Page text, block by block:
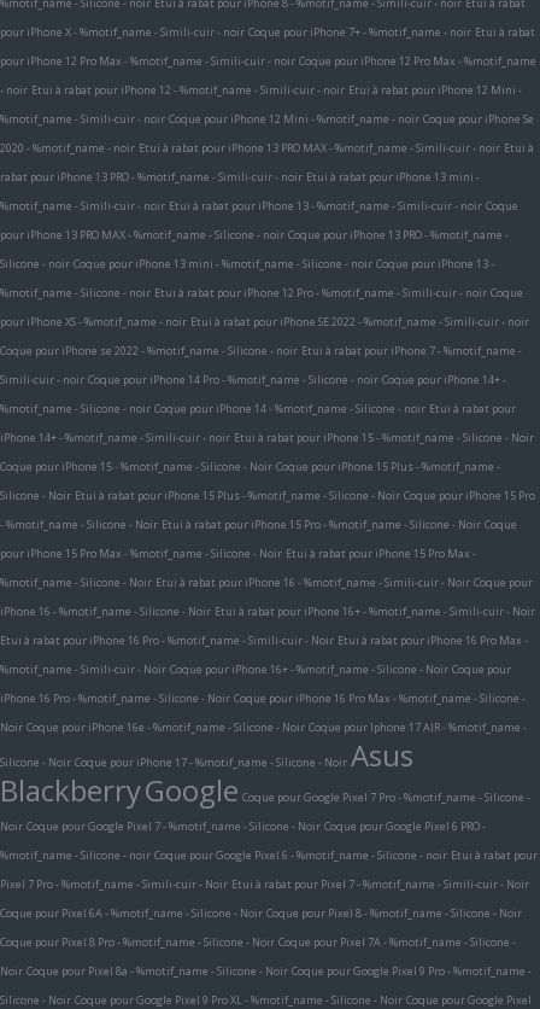
pour iPhone X - %motif_name - Simili-cuir - noir Coque pour iPhone 7+ - %motif_name - noir Etui à rabat
pour iPhone 12 Pro Max - %motif_name - Simili-cuir - noir Coque pour iPhone 12 Pro Max - %motif_name
- noir Etui à rabat pour iPhone 12 - %motif_name - Simili-cuir - noir Etui à rabat pour iPhone 12 Mini -
%motif_name - Simili-cuir - noir Coque pour iPhone 12 Mini - %motif_name - noir Coque pour iPhone Se
2020 - %motif_name - noir Etui à rabat pour iPhone 13 PRO MAX - %motif_name - Simili-cuir - noir Etui à
rabat pour iPhone 13 PRO - %motif_name - Simili-cuir - noir Etui à rabat pour iPhone 13 mini -
%motif_name - Simili-cuir - noir Etui à rabat pour iPhone 13 - %motif_name - Simili-cuir - noir Coque
pour iPhone 13 PRO MAX - %motif_name - Silicone - noir Coque pour iPhone 13 PRO - %motif_name -
Silicone - noir Coque pour iPhone 13 mini - %motif_name - Silicone - noir Coque pour iPhone 13 -
%motif_name - Silicone - noir Etui à rabat pour iPhone 12 Pro - %motif_name - Simili-cuir - noir Coque
pour iPhone XS - %motif_name - noir Etui à rabat pour iPhone SE 2022 - %motif_name - Simili-cuir - noir
Coque pour iPhone se 2022 - %motif_name - Silicone - noir Etui à rabat pour iPhone 7 - %motif_name -
Simili-cuir - noir Coque pour iPhone 14 Pro - %motif_name - Silicone - noir Coque pour iPhone 14+ -
%motif_name - Silicone - noir Coque pour iPhone 14 - %motif_name - Silicone - noir Etui à rabat pour
iPhone 14+ - %motif_name - Simili-cuir - noir Etui à rabat pour iPhone 15 - %motif_name - Silicone - Noir
Coque pour iPhone 15 - %motif_name - Silicone - Noir Coque pour iPhone 15 Plus - %motif_name -
Silicone - Noir Etui à rabat pour iPhone 15 Plus - %motif_name - Silicone - Noir Coque pour iPhone 15 Pro
- %motif_name - Silicone - Noir Etui à rabat pour iPhone 15 Pro - %motif_name - Silicone - Noir Coque
pour iPhone 15 Pro Max - %motif_name - Silicone - Noir Etui à rabat pour iPhone 15 Pro Max -
%motif_name - Silicone - Noir Etui à rabat pour iPhone 16 - %motif_name - Simili-cuir - Noir Coque pour
iPhone 16 - %motif_name - Silicone - Noir Etui à rabat pour iPhone 16+ - %motif_name - Simili-cuir - Noir
Etui à rabat pour iPhone 16 Pro - %motif_name - Simili-cuir - Noir Etui à rabat pour iPhone 16 Pro Max -
%motif_name - Simili-cuir - Noir Coque pour iPhone 16+ - %motif_name - Silicone - Noir Coque pour
iPhone 16 Pro - %motif_name - Silicone - Noir Coque pour iPhone 16 Pro Max - %motif_name - Silicone -
Noir Coque pour iPhone 16e - %motif_name - Silicone - Noir Coque pour Iphone 17 AIR - %motif_name -
Silicone - Noir Coque pour iPhone 17 - %motif_name - Silicone - Noir Asus
BlackberryGoogle Coque pour Google Pixel 7 Pro - %motif_name - Silicone -
Noir Coque pour Google Pixel 7 - %motif_name - Silicone - Noir Coque pour Google Pixel 6 PRO -
%motif_name - Silicone - noir Coque pour Google Pixel 6 - %motif_name - Silicone - noir Etui à rabat pour
Pixel 7 Pro - %motif_name - Simili-cuir - Noir Etui à rabat pour Pixel 7 - %motif_name - Simili-cuir - Noir
Coque pour Pixel 6A - %motif_name - Silicone - Noir Coque pour Pixel 8 - %motif_name - Silicone - Noir
Coque pour Pixel 8 Pro - %motif_name - Silicone - Noir Coque pour Pixel 7A - %motif_name - Silicone -
Noir Coque pour Pixel 8a - %motif_name - Silicone - Noir Coque pour Google Pixel 9 Pro - %motif_name -
Silicone - Noir Coque pour Google Pixel 9 Pro XL - %motif_name - Silicone - Noir Coque pour Google Pixel